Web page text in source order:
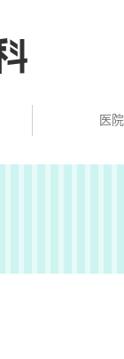
医